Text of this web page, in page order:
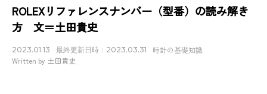
ROLEXリファレンスナンバー（型番）の読み解き
方 文＝土田貴史
2023.01.13 最終更新日時：2023.03.31
時計の基礎知識
Written by 土田貴史